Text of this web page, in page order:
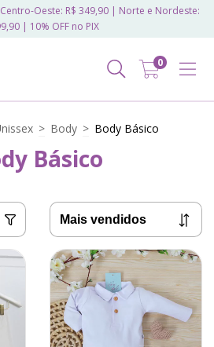
Centro-Oeste: R$ 349,90 | Norte e Nordeste:
| 10% OFF no PIX
0
> Body > Body Básico
Básico